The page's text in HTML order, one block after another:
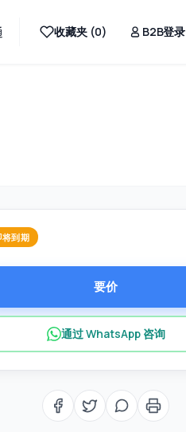
收藏夹 (0) B2B登录
将到期
要价
通过 WhatsApp 咨询